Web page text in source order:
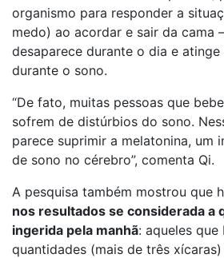
organismo para responder a
medo) ao acordar e sair da cama
desaparece durante o dia e
durante o sono.
“De fato, muitas pessoas que
sofrem de distúrbios do sono.
parece suprimir a melatonina, um
de sono no cérebro”, comenta Qi.
A pesquisa também mostrou que
nos resultados se considerada a
ingerida pela manhã: aqueles
quantidades (mais de três